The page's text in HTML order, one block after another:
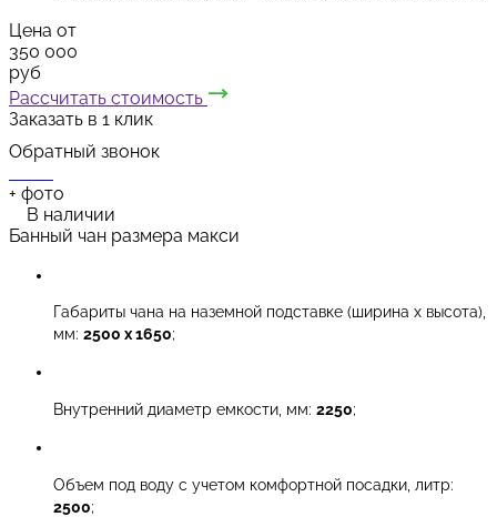
Цена от
350 000
руб
Рассчитать стоимость
Заказать в 1 клик
Обратный звонок
+ фото
В наличии
Банный чан размера макси
Габариты чана на наземной подставке (ширина х высота),
мм: 2500 х 1650;
Внутренний диаметр емкости, мм: 2250;
Объем под воду с учетом комфортной посадки, литр:
2500;